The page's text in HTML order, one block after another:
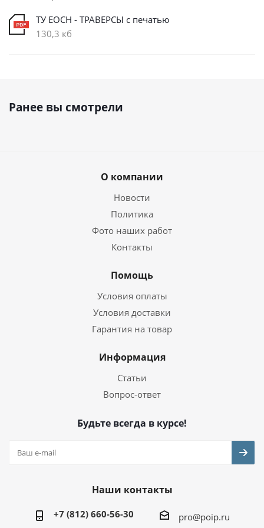
ТУ ЕОСН - ТРАВЕРСЫ с печатью
130,3 кб
Ранее вы смотрели
О компании
Новости
Политика
Фото наших работ
Контакты
Помощь
Условия оплаты
Условия доставки
Гарантия на товар
Информация
Статьи
Вопрос-ответ
Будьте всегда в курсе!
Наши контакты
+7 (812) 660-56-30 pro@poip.ru